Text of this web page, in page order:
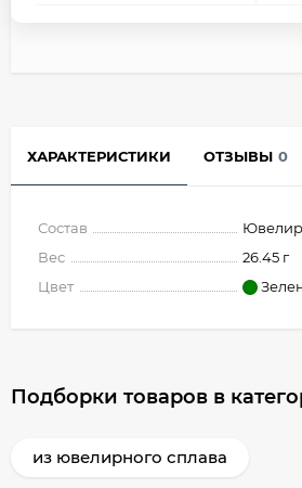
ХАРАКТЕРИСТИКИ ОТЗЫВЫ 0
Состав
Вес
26.45 г
Цвет
Подборки товаров в
из ювелирного сплава